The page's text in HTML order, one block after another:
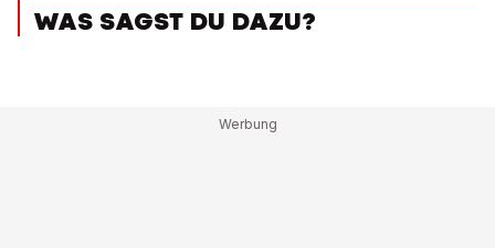
WAS SAGST DU DAZU?